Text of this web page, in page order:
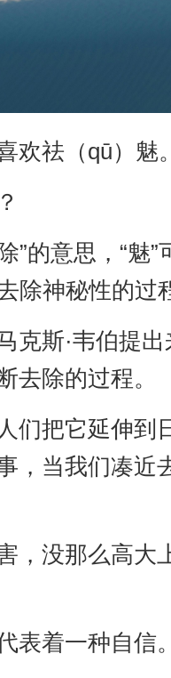
欢祛（qū）魅
”的意思，“魅
除神秘性的过
克斯·韦伯提
去除的过程。
们把它延伸到
，当我们凑近
，没那么高大
表着一种自信